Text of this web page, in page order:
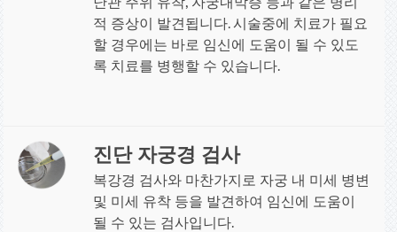
적 증상이 발견됩니다. 시술중에 치료가 필요
할 경우에는 바로 임신에 도움이 될 수 있도
록 치료를 병행할 수 있습니다.
진단 자궁경 검사
복강경 검사와 마찬가지로 자궁 내 미세 병변
및 미세 유착 등을 발견하여 임신에 도움이
될 수 있는 검사입니다.